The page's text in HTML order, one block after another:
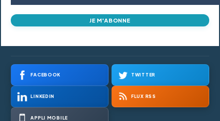
JE M'ABONNE
FACEBOOK TWITTER
LINKEDIN FLUX RSS
APPLI MOBILE